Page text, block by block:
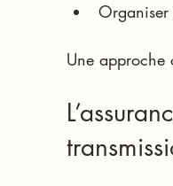
Organiser
Une approche